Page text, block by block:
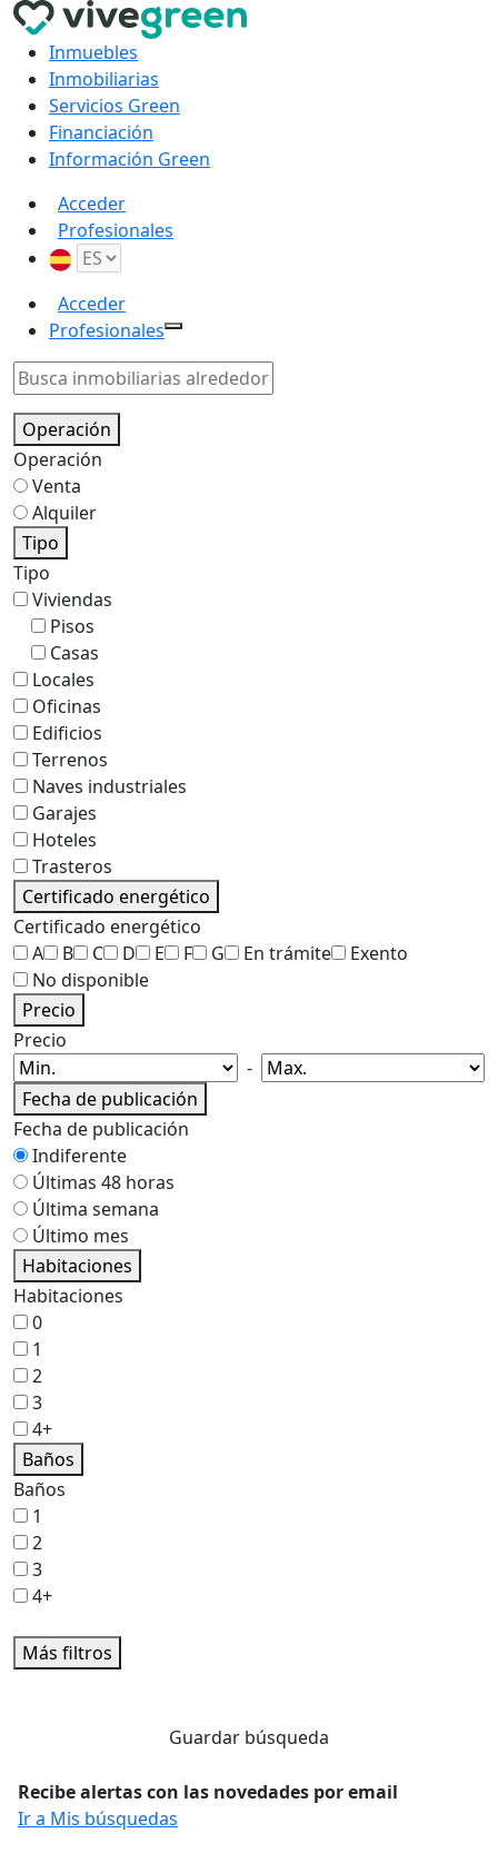
Inmuebles
Inmobiliarias
Servicios Green
Financiación
Información Green
Acceder
Profesionales
Acceder
Profesionales
Operación
Operación
Venta
Alquiler
Tipo
Tipo
Viviendas
Pisos
Casas
Locales
Oficinas
Edificios
Terrenos
Naves industriales
Garajes
Hoteles
Trasteros
Certificado energético
Certificado energético
A
B C D E F G En trámite
Exento
No disponible
Precio
Precio
-
Fecha de publicación
Fecha de publicación
Indiferente
Últimas 48 horas
Última semana
Último mes
Habitaciones
Habitaciones
0
1
2
3
4+
Baños
Baños
1
2
3
4+
Más filtros
Guardar búsqueda
Recibe alertas con las novedades por email
Ir a Mis búsquedas